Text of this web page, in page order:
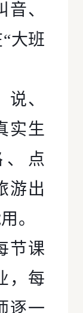
、
大班
、
实生
点
游出
。
节课
，每
逐一